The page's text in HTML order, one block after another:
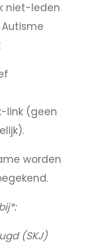
niet-leden
link (geen
worden
(SKJ)